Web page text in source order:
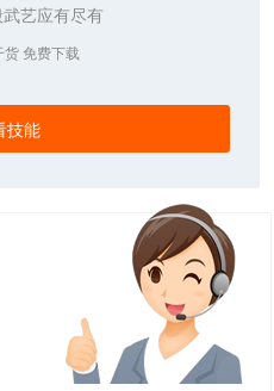
艺应有尽有
货 免费下载
技能